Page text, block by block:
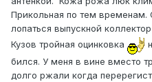
Прикольная по тем временам.
лопаться выпускной
Кузов тройная оцинковка
бился. У меня в вине вместо
долго ржали когда